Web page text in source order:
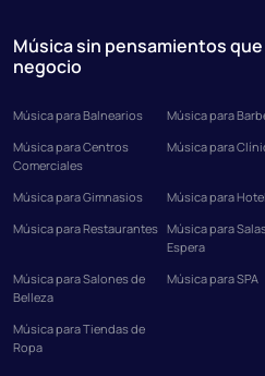
Música sin pensamientos
negocio
Música para Balnearios Música para
Música para Centros
Comerciales
Música para
Música para Gimnasios Música para
Música para Restaurantes Música para
Espera
Música para Salones de
Belleza
Música para SPA
Música para Tiendas de
Ropa